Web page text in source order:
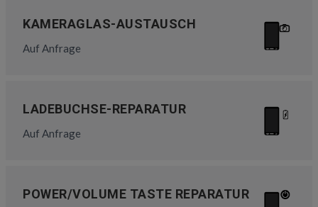
KAMERAGLAS-AUSTAUSCH
Auf Anfrage
LADEBUCHSE-REPARATUR
Auf Anfrage
POWER/VOLUME TASTE REPARATUR